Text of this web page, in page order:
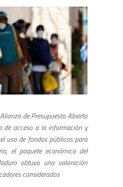
de Presupuesto Abierto
de acceso a la información y
uso de fondos públicos para
el paquete económico del
obtuvo una valoración
considerados